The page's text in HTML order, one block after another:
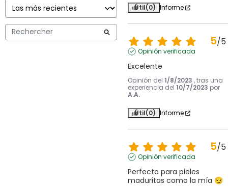
Útil(0) Informe
5/5
Opinión verificada
Excelente
Opinión del 1/8/2023 , tras una
experiencia del 10/7/2023 por
A.A.
Útil(0) Informe
5/5
Opinión verificada
Perfecto para pieles
maduritas como la mía 😏